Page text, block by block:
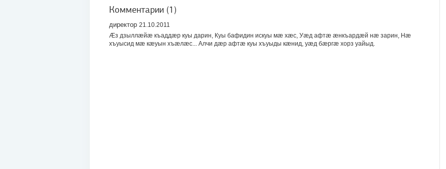
Комментарии (1)
директор 21.10.2011
Æз дзыллæйæ къаддæр куы дарин, Куы бафидин искуы мæ хæс, Уæд афтæ æнкъардæй нæ зарин, Нæ
хъуысид мæ кæуын хъæлæс... Алчи дæр афтæ куы хъуыды кæнид, уæд бæргæ хорз уайыд.